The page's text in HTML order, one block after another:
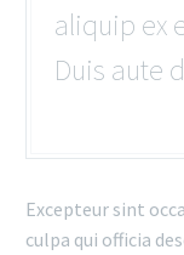
aliquip ex
Duis aute
Excepteur sint
culpa qui officia